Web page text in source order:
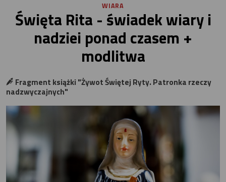
WIARA
Święta Rita - świadek wiary i
nadziei ponad czasem +
modlitwa
Fragment książki "Żywot Świętej Ryty. Patronka rzeczy
nadzwyczajnych"